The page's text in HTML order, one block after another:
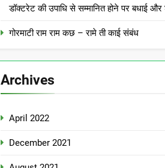
डॉक्टरेट की उपाधि से सम्मानित होने पर बधाई
गोरमाटी राम राम कछ – रामे ती काई संबंध
Archives
April 2022
December 2021